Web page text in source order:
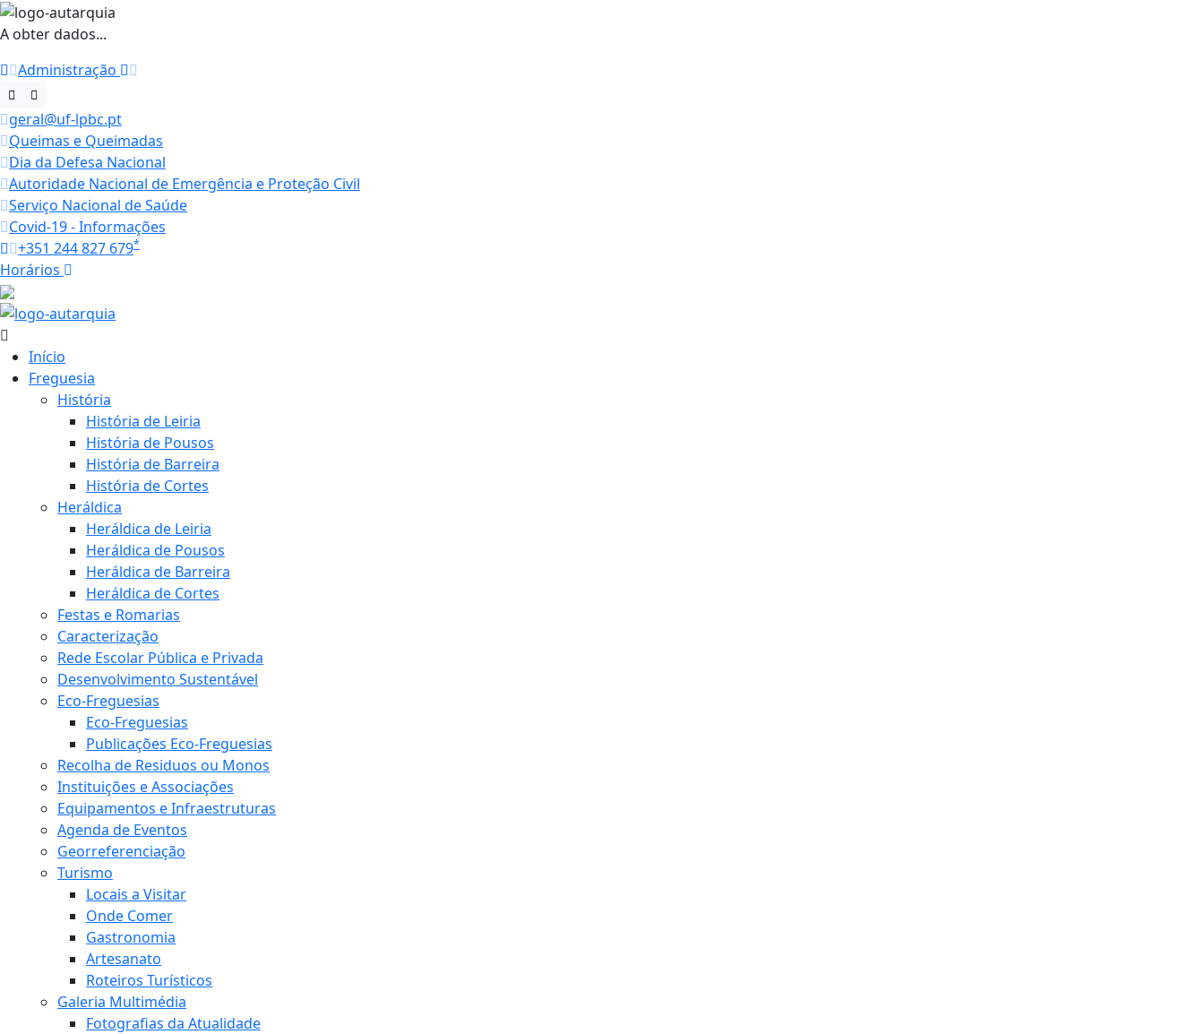
A obter dados...
Administração
geral@uf-lpbc.pt
Queimas e Queimadas
Dia da Defesa Nacional
Autoridade Nacional de Emergência e Proteção Civil
Serviço Nacional de Saúde
Covid-19 - Informações
+351 244 827 679*
Horários
Início
Freguesia
História
História de Leiria
História de Pousos
História de Barreira
História de Cortes
Heráldica
Heráldica de Leiria
Heráldica de Pousos
Heráldica de Barreira
Heráldica de Cortes
Festas e Romarias
Caracterização
Rede Escolar Pública e Privada
Desenvolvimento Sustentável
Eco-Freguesias
Eco-Freguesias
Publicações Eco-Freguesias
Recolha de Residuos ou Monos
Instituições e Associações
Equipamentos e Infraestruturas
Agenda de Eventos
Georreferenciação
Turismo
Locais a Visitar
Onde Comer
Gastronomia
Artesanato
Roteiros Turísticos
Galeria Multimédia
Fotografias da Atualidade